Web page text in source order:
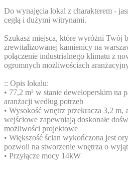
Do wynajęcia lokal z charakterem -
cegłą i dużymi witrynami.
Szukasz miejsca, które wyróżni Twój
zrewitalizowanej kamienicy na
połączenie industrialnego klimatu z
ogromnych możliwościach
:: Opis lokalu:
• 77,2 m² w stanie deweloperskim na
aranżacji według potrzeb
• Wysokość wnętrz przekracza 3,2
wejściowe zapewniają doskonałe
możliwości projektowe
• Większość ścian wykończona jest
pozwoli na stworzenie wnętrza o
• Przyłącze mocy 14kW